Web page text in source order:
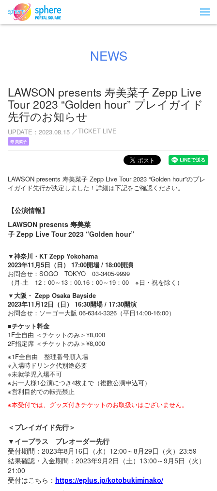
NEWS
LAWSON presents 寿美菜子 Zepp Live
Tour 2023 “Golden hour” プレイガイド
先行のお知らせ
UPDATE 2023.08.15 TICKET LIVE
寿 美菜子
LAWSON presents 寿美菜子 Zepp Live Tour 2023 “Golden hour”のプレ
イガイド先行が決定しました！詳細は下記をご確認ください。
【公演情報】
LAWSON presents 寿美菜
子 Zepp Live Tour 2023 “Golden hour”
▼神奈川・KT Zepp Yokohama
2023年11月5日（日） 17:00開場 / 18:00開演
お問合せ：SOGO TOKYO 03-3405-9999
（月-土 12：00～13：00.16：00～19：00 ※日・祝を除く）
▼大阪・ Zepp Osaka Bayside
2023年11月12日（日） 16:30開場 / 17:30開演
お問合せ：ソーゴー大阪 06-6344-3326（平日14:00-16:00）
■チケット料金
1F全自由 ＜チケットのみ＞¥8,000
2F指定席 ＜チケットのみ＞¥8,000
※1F全自由 整理番号順入場
※入場時ドリンク代別途必要
※未就学児入場不可
※お一人様1公演につき4枚まで（複数公演申込可）
※営利目的での転売禁止
※本受付では、グッズ付きチケットのお取扱いはございません。
＜プレイガイド先行＞
▼イープラス プレオーダー先行
受付期間：2023年8月16日（水）12:00～8月29日（火）23:59
結果確認・入金期間：2023年9月2日（土）13:00～9月5日（火）
21:00
受付はこちら： https://eplus.jp/kotobukiminako/